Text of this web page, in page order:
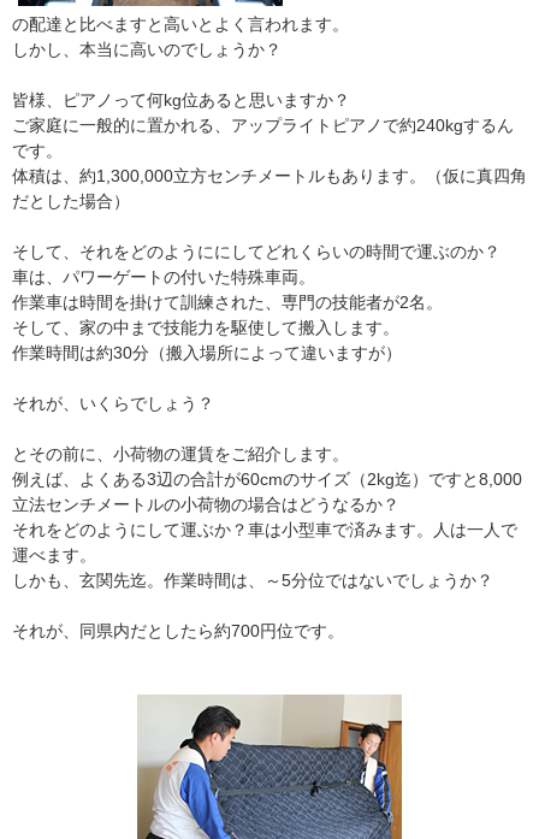
の配達と比べますと高いとよく言われます。
しかし、本当に高いのでしょうか？
皆様、ピアノって何kg位あると思いますか？
ご家庭に一般的に置かれる、アップライトピアノで約240kgするん
です。
体積は、約1,300,000立方センチメートルもあります。（仮に真四角
だとした場合）
そして、それをどのようににしてどれくらいの時間で運ぶのか？
車は、パワーゲートの付いた特殊車両。
作業車は時間を掛けて訓練された、専門の技能者が2名。
そして、家の中まで技能力を駆使して搬入します。
作業時間は約30分（搬入場所によって違いますが）
それが、いくらでしょう？
とその前に、小荷物の運賃をご紹介します。
例えば、よくある3辺の合計が60cmのサイズ（2kg迄）ですと8,000
立法センチメートルの小荷物の場合はどうなるか？
それをどのようにして運ぶか？車は小型車で済みます。人は一人で
運べます。
しかも、玄関先迄。作業時間は、～5分位ではないでしょうか？
それが、同県内だとしたら約700円位です。